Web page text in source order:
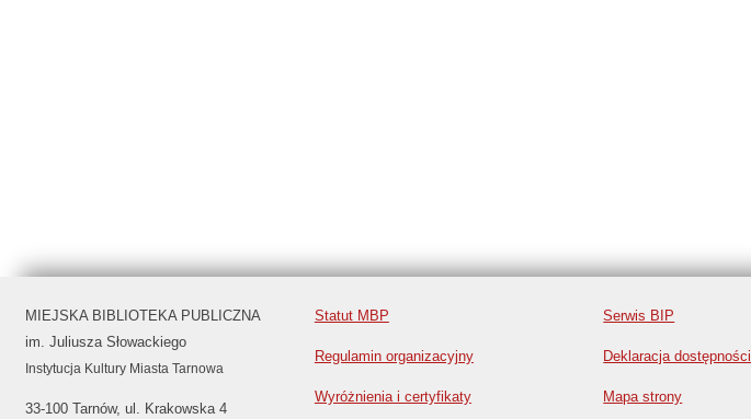
MIEJSKA BIBLIOTEKA PUBLICZNA
im. Juliusza Słowackiego
Instytucja Kultury Miasta Tarnowa
33-100 Tarnów, ul. Krakowska 4
Statut MBP
Regulamin organizacyjny
Wyróżnienia i certyfikaty
Serwis BIP
Deklaracja dostępności
Mapa strony